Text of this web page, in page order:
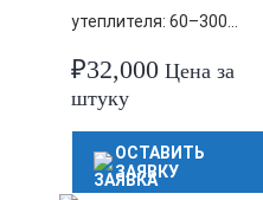
утеплителя: 60–300…
₽32,000 Цена за
штуку
ОСТАВИТЬ
ЗАЯВКУ